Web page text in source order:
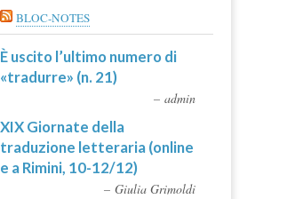
BLOC-NOTES
È uscito l’ultimo numero di
«tradurre» (n. 21)
admin
XIX Giornate della
traduzione letteraria (online
e a Rimini, 10-12/12)
Giulia Grimoldi